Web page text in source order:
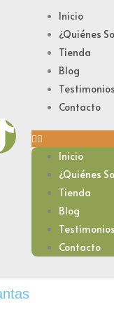
Inicio
¿Quiénes
Tienda
Blog
Testimonios
Contacto
Inicio
¿Quiénes
Tienda
Blog
Testimonios
Contacto